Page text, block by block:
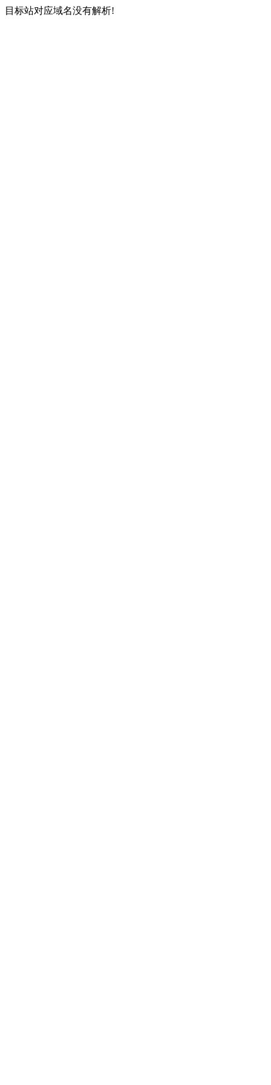
目标站对应域名没有解析!